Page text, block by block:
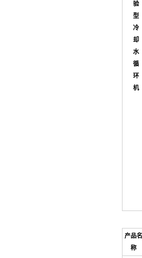
验
型
冷
却
水
循
环
机
产品名
称